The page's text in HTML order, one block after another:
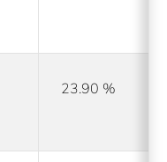
23.90 %